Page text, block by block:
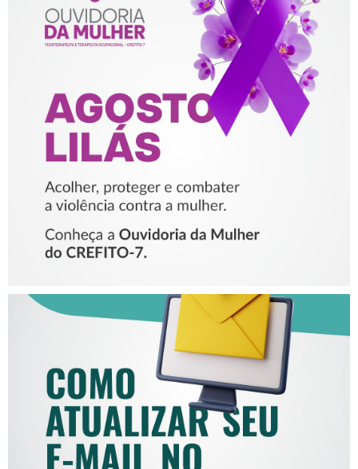
AGOSTO LILÁS – ACOLHER,
PROTEGER E COMBATER A
VIOLÊNCIA CONTRA A
MULHER
COMO ATUALIZAR SEU E-
MAIL NO CREFITO-7